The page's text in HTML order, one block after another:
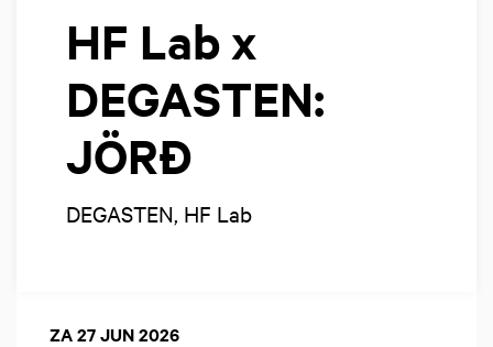
HF Lab x
DEGASTEN:
JÖRĐ
DEGASTEN, HF Lab
ZA 27 JUN 2026